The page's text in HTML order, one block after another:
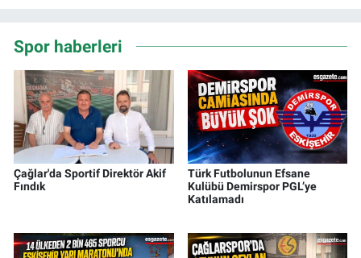
Spor haberleri
Çağlar'da Sportif Direktör Akif
Fındık
Türk Futbolunun Efsane
Kulübü Demirspor PGL’ye
Katılamadı